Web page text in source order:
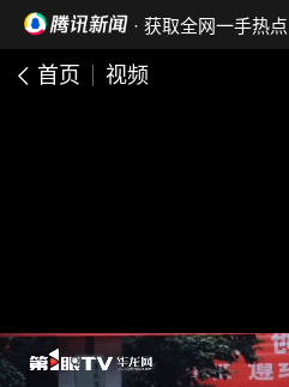
· 获取全网一手热点
首页 视频